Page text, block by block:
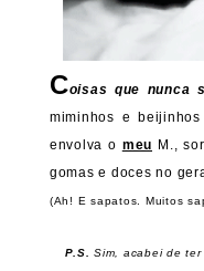
Coisas que nunca
miminhos e
envolva o meu M.,
gomas e doces no
(Ah! E sapatos. Muitos
P.S. Sim, acabei de